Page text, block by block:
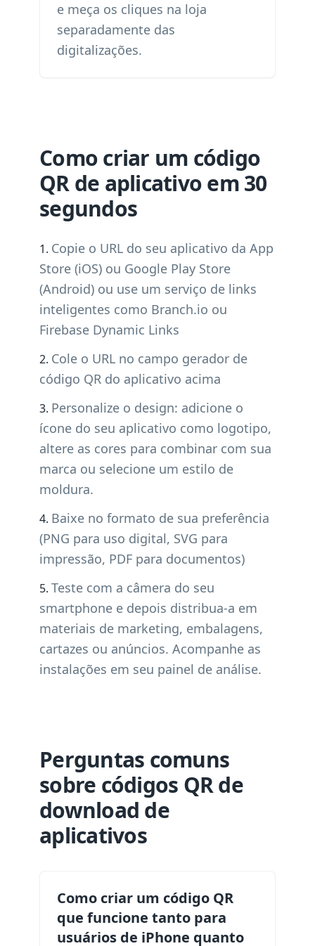
e meça os cliques na loja
separadamente das
digitalizações.
Como criar um código
QR de aplicativo em 30
segundos
Copie o URL do seu aplicativo da App
Store (iOS) ou Google Play Store
(Android) ou use um serviço de links
inteligentes como Branch.io ou
Firebase Dynamic Links
Cole o URL no campo gerador de
código QR do aplicativo acima
Personalize o design: adicione o
ícone do seu aplicativo como logotipo,
altere as cores para combinar com sua
marca ou selecione um estilo de
moldura.
Baixe no formato de sua preferência
(PNG para uso digital, SVG para
impressão, PDF para documentos)
Teste com a câmera do seu
smartphone e depois distribua-a em
materiais de marketing, embalagens,
cartazes ou anúncios. Acompanhe as
instalações em seu painel de análise.
Perguntas comuns
sobre códigos QR de
download de
aplicativos
Como criar um código QR
que funcione tanto para
usuários de iPhone quanto